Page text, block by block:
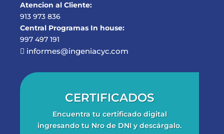
Atencion al Cliente:
913 973 836
Central Programas In house:
997 497 191
 informes@ingeniacyc.com
CERTIFICADOS
Encuentra tu certificado digital
ingresando tu Nro de DNI y descárgalo.